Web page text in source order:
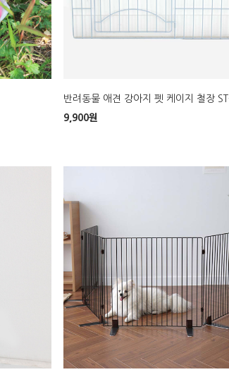
반려동물 애견 강아지 펫 케이지 철장
9,900원